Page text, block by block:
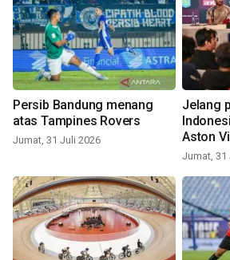
Persib Bandung menang
atas Tampines Rovers
Jumat, 31 Juli 2026
Jelang
Aston
Jumat, 31